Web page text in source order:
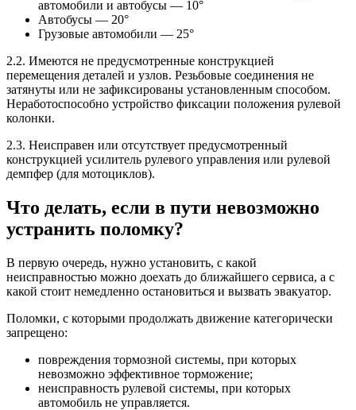
автомобили и автобусы — 10°
Автобусы — 20°
Грузовые автомобили — 25°
2.2. Имеются не предусмотренные конструкцией
перемещения деталей и узлов. Резьбовые соединения не
затянуты или не зафиксированы установленным способом.
Неработоспособно устройство фиксации положения рулевой
колонки.
2.3. Неисправен или отсутствует предусмотренный
конструкцией усилитель рулевого управления или рулевой
демпфер (для мотоциклов).
Что делать, если в пути невозможно
устранить поломку?
В первую очередь, нужно установить, с какой
неисправностью можно доехать до ближайшего сервиса, а с
какой стоит немедленно остановиться и вызвать эвакуатор.
Поломки, с которыми продолжать движение категорически
запрещено:
повреждения тормозной системы, при которых
невозможно эффективное торможение;
неисправность рулевой системы, при которых
автомобиль не управляется.